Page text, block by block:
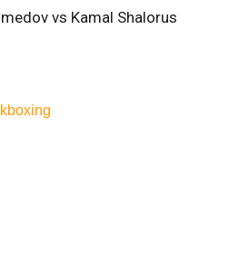
vs Kamal Shalorus